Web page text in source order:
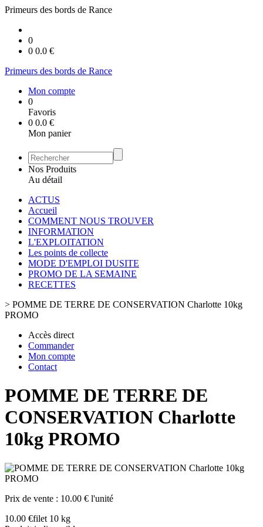
Primeurs des bords de Rance
0
0 0.0 €
Primeurs des bords de Rance
Mon compte
0
Favoris
0 0.0 €
Mon panier
Nos Produits
Au détail
ACTUS
Accueil
COMMENT NOUS TROUVER
INFORMATION
L'EXPLOITATION
Les points de collecte
MODE D'EMPLOI DUSITE
PROMO DE LA SEMAINE
RECETTES
> POMME DE TERRE DE CONSERVATION Charlotte 10kg
PROMO
Accès direct
Commander
Mon compte
Contact
POMME DE TERRE DE
CONSERVATION Charlotte
10kg PROMO
Prix de vente : 10.00 € l'unité
10.00 €filet 10 kg